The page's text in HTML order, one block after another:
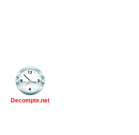
Decompte.net